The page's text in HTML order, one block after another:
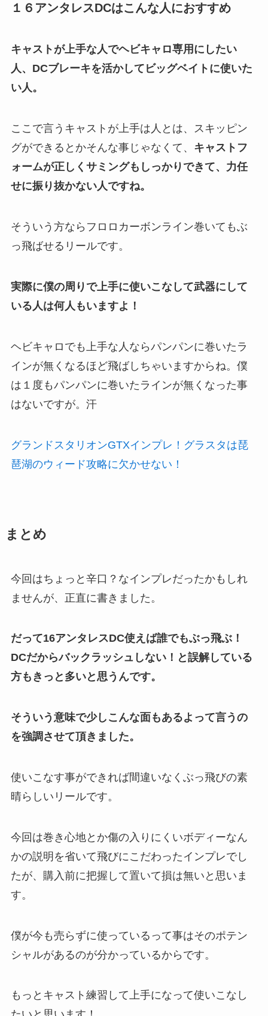
１６アンタレスDCはこんな人におすすめ
キャストが上手な人でヘビキャロ専用にしたい
人、DCブレーキを活かしてビッグベイトに使いた
い人。
ここで言うキャストが上手は人とは、スキッピン
グができるとかそんな事じゃなくて、 キャストフ
ォームが正しくサミングもしっかりできて、力任
せに振り抜かない人ですね。
そういう方ならフロロカーボンライン巻いてもぶ
っ飛ばせるリールです。
実際に僕の周りで上手に使いこなして武器にして
いる人は何人もいますよ！
ヘビキャロでも上手な人ならパンパンに巻いたラ
インが無くなるほど飛ばしちゃいますからね。僕
は１度もパンパンに巻いたラインが無くなった事
はないですが。汗
グランドスタリオンGTXインプレ！グラスタは琵
琶湖のウィード攻略に欠かせない！
まとめ
今回はちょっと辛口？なインプレだったかもしれ
ませんが、正直に書きました。
だって16アンタレスDC使えば誰でもぶっ飛ぶ！
DCだからバックラッシュしない！と誤解している
方もきっと多いと思うんです。
そういう意味で少しこんな面もあるよって言うの
を強調させて頂きました。
使いこなす事ができれば間違いなくぶっ飛びの素
晴らしいリールです。
今回は巻き心地とか傷の入りにくいボディーなん
かの説明を省いて飛びにこだわったインプレでし
たが、購入前に把握して置いて損は無いと思いま
す。
僕が今も売らずに使っているって事はそのポテン
シャルがあるのが分かっているからです。
もっとキャスト練習して上手になって使いこなし